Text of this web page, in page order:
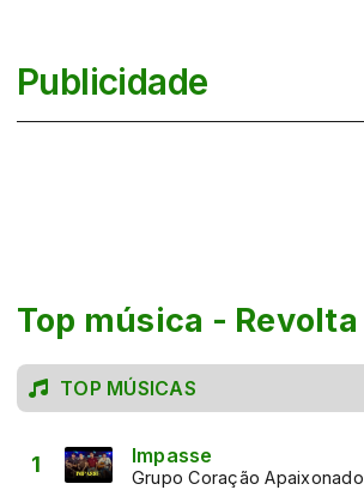
Publicidade
Top música - Revolta
TOP MÚSICAS
1 Impasse
Grupo Coração Apaixonado